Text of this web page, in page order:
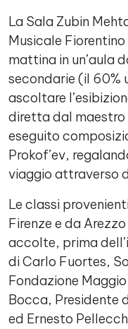
La Sala Zubin
Musicale
mattina in un’aula
secondarie (il 60%
ascoltare
diretta dal maestro
eseguito
Prokof’ev,
viaggio attraverso
Le classi
Firenze e da
accolte, prima
di Carlo Fuortes,
Fondazione
Bocca, Presidente
ed Ernesto